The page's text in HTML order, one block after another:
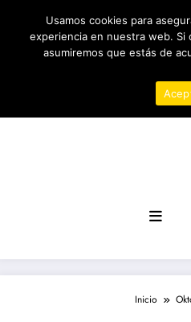
contenido
06/08/2026
Inicio
Usamos cookies para
experiencia en nuestra web.
asumiremos que estás de